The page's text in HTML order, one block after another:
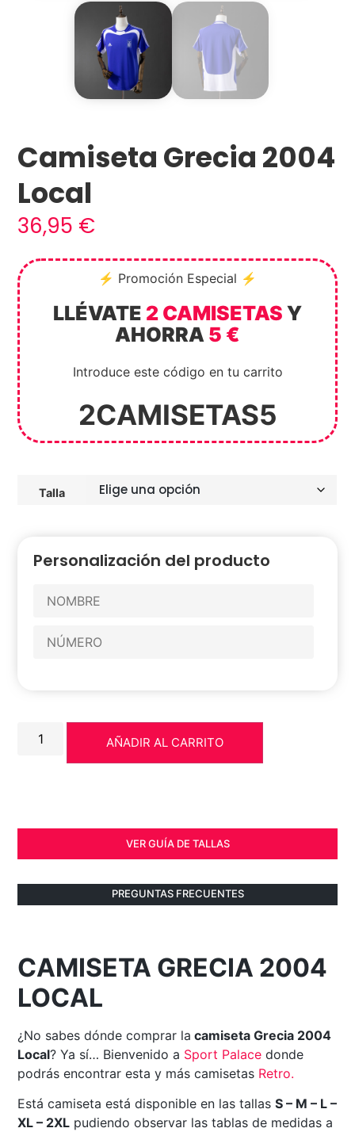
Camiseta Grecia 2004
Local
36,95 €
⚡ Promoción Especial ⚡
LLÉVATE 2 CAMISETAS Y
AHORRA 5 €
Introduce este código en tu carrito
2CAMISETAS5
Talla
Personalización del producto
AÑADIR AL CARRITO
VER GUÍA DE TALLAS
PREGUNTAS FRECUENTES
CAMISETA GRECIA 2004
LOCAL
¿No sabes dónde comprar la camiseta Grecia 2004
Local? Ya sí… Bienvenido a Sport Palace donde
podrás encontrar esta y más camisetas Retro.
Está camiseta está disponible en las tallasS – M – L –
XL – 2XL pudiendo observar las tablas de medidas a